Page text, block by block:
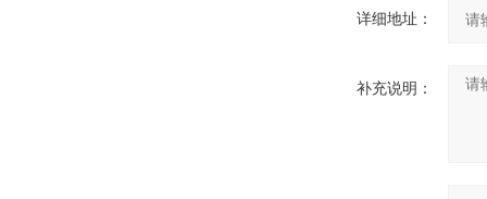
详细地址：
补充说明：